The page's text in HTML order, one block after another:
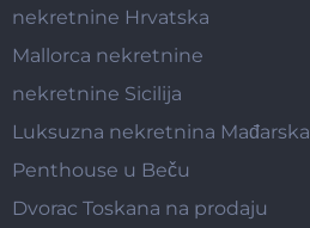
nekretnine Hrvatska
Mallorca nekretnine
nekretnine Sicilija
Luksuzna nekretnina Mađarska
Penthouse u Beču
Dvorac Toskana na prodaju